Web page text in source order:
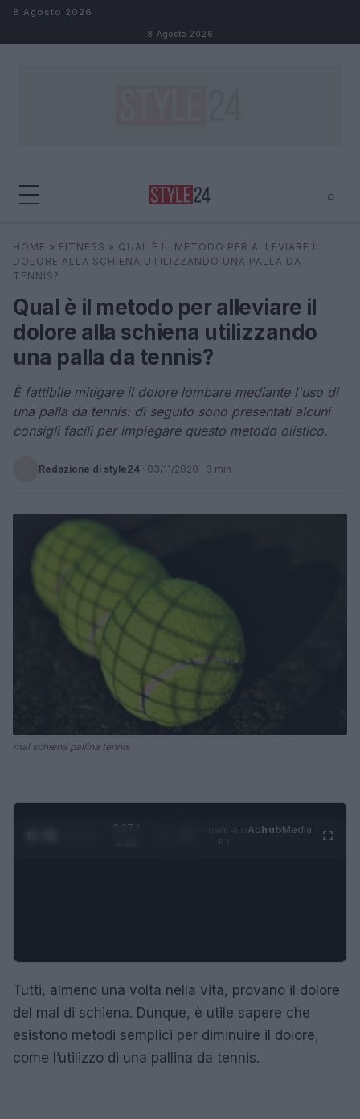
Salta al contenuto
8 Agosto 2026
8 Agosto 2026
⌕
Cerca ⌕
HOME » FITNESS » QUAL È IL METODO PER ALLEVIARE IL
DOLORE ALLA SCHIENA UTILIZZANDO UNA PALLA DA
TENNIS?
Qual è il metodo per alleviare il
dolore alla schiena utilizzando
una palla da tennis?
È fattibile mitigare il dolore lombare mediante l'uso di
una palla da tennis: di seguito sono presentati alcuni
consigli facili per impiegare questo metodo olistico.
Redazione di style24 · 03/11/2020 · 3 min
mal schiena pallina tennis
0:28 /
AdhubMedia
Tutti, almeno una volta nella vita, provano il dolore
del mal di schiena. Dunque, è utile sapere che
esistono metodi semplici per diminuire il dolore,
come l’utilizzo di una pallina da tennis.